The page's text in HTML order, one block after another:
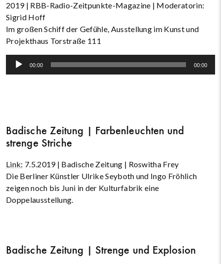
2019 | RBB-Radio-Zeitpunkte-Magazine | Moderatorin:
Sigrid Hoff
Im großen Schiff der Gefühle, Ausstellung im Kunst und
Projekthaus Torstraße 111
Audio-
00:00 00:00
Badische Zeitung | Farbenleuchten und
strenge Striche
Link: 7.5.2019 | Badische Zeitung | Roswitha Frey
Die Berliner Künstler Ulrike Seyboth und Ingo Fröhlich
zeigen noch bis Juni in der Kulturfabrik eine
Doppelausstellung.
Badische Zeitung | Strenge und Explosion